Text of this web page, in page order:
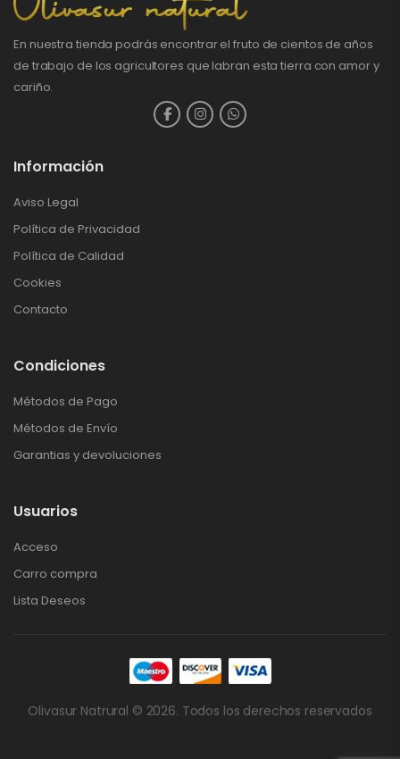
En nuestra tienda podrás encontrar el fruto de cientos de años
de trabajo de los agricultores que labran esta tierra con amor y
cariño.
Información
Aviso Legal
Política de Privacidad
Política de Calidad
Cookies
Contacto
Condiciones
Métodos de Pago
Métodos de Envío
Garantias y devoluciones
Usuarios
Acceso
Carro compra
Lista Deseos
Olivasur Natrural © 2026. Todos los derechos reservados